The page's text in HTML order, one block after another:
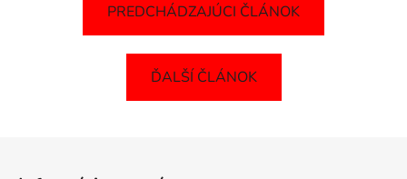
PREDCHÁDZAJÚCI ČLÁNOK
ĎALŠÍ ČLÁNOK